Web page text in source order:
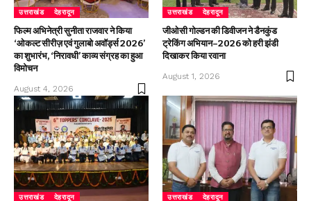
उत्तराखंड देहरादून
फिल्म अभिनेत्री सुनीता राजवार ने किया
‘ओकल्ट सीरीज़ एवं गुलाबो अवॉर्ड्स 2026’
का शुभारंभ, ‘निरावधी’ काव्य संग्रह का हुआ
विमोचन
August 4, 2026
उत्तराखंड देहरादून
जीओसी गोल्डन की डिवीजन ने डैनकुंड
ट्रेकिंग अभियान–2026 को हरी झंडी
दिखाकर किया रवाना
August 1, 2026
उत्तराखंड देहरादून उत्तराखंड देहरादून